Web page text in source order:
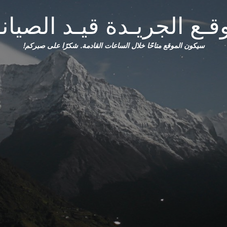
الجريـدة قيـد
سيكون الموقع متاحًا خلال الساعات القادمة. شكرًا على صبركم!